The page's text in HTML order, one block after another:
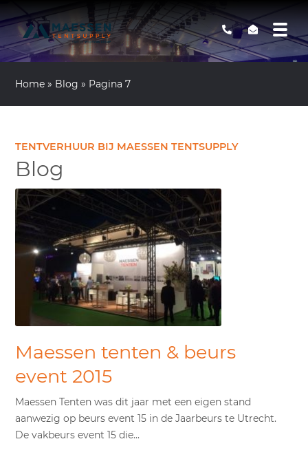
Home » Blog » Pagina 7
TENTVERHUUR BIJ MAESSEN TENTSUPPLY
Blog
Maessen tenten & beurs
event 2015
Maessen Tenten was dit jaar met een eigen stand
aanwezig op beurs event 15 in de Jaarbeurs te Utrecht.
De vakbeurs event 15 die...